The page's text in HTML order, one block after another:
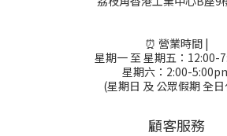
⏰ 營業時間 |
星期一 至 星期五：12:00-
星期六：2:00-
(星期日 及 公眾假期 全
顧客服務